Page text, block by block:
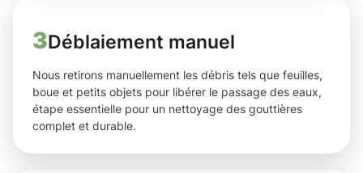
3Déblaiement manuel
Nous retirons manuellement les débris tels que feuilles,
boue et petits objets pour libérer le passage des eaux,
étape essentielle pour un nettoyage des gouttières
complet et durable.